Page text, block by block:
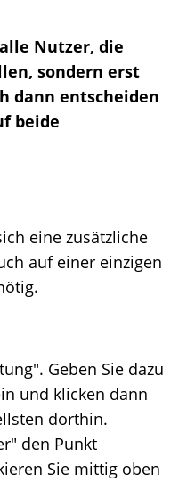
Nutzer, die
sondern erst
dann entscheiden
beide
eine zusätzliche
auf einer einzigen
Geben Sie dazu
und klicken dann
dorthin.
den Punkt
Sie mittig oben